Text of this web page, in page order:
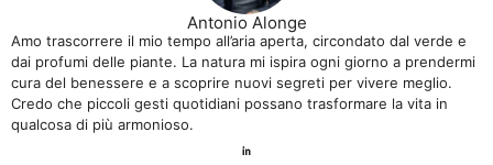
Antonio Alonge
Amo trascorrere il mio tempo all’aria aperta, circondato dal verde e
dai profumi delle piante. La natura mi ispira ogni giorno a prendermi
cura del benessere e a scoprire nuovi segreti per vivere meglio.
Credo che piccoli gesti quotidiani possano trasformare la vita in
qualcosa di più armonioso.